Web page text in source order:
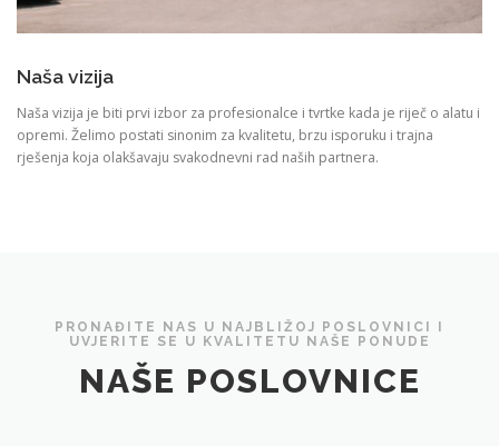
Naša vizija
Naša vizija je biti prvi izbor za profesionalce i tvrtke kada je riječ o alatu i
opremi. Želimo postati sinonim za kvalitetu, brzu isporuku i trajna
rješenja koja olakšavaju svakodnevni rad naših partnera.
PRONAĐITE NAS U NAJBLIŽOJ POSLOVNICI I
UVJERITE SE U KVALITETU NAŠE PONUDE
NAŠE POSLOVNICE